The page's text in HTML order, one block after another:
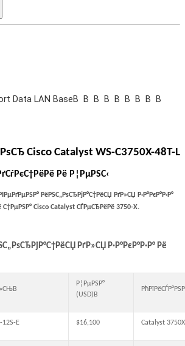
Data LAN BaseВ В В В В В В В В
Cisco Catalyst WS-C3750X-48T-L
Рё Р¦РµРЅС‹
РёРЅС„РѕСЂРјР°С†РёСЏ РґР»СЏ Р·Р°РєР°Р·Р°
С†РµРЅР° Cisco Catalyst СЃРµСЂРёРё 3750-X.
РґР»СЏ Р·Р°РєР°Р·Р° Рё
Р¦РµРЅР°
(USD)В
12S-E $16,100 Catalyst